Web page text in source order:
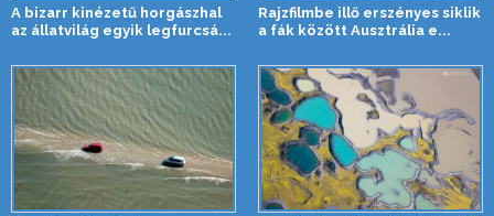
A bizarr kinézetű horgászhal
az állatvilág egyik legfurcsá...
Rajzfilmbe illő erszényes siklik
a fák között Ausztrália e...